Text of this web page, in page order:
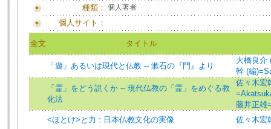
種類： 個人著者
個人サイト：
全文 タイトル
「遊」あるいは現代と仏教 -- 漱石の『門』より
大橋良介
幹 (編
「霊」をどう説くか -- 現代仏教の「霊」をめぐる教
化法
佐々木宏
藤井正雄
<ほとけ>と力 : 日本仏教文化の実像
佐々木宏